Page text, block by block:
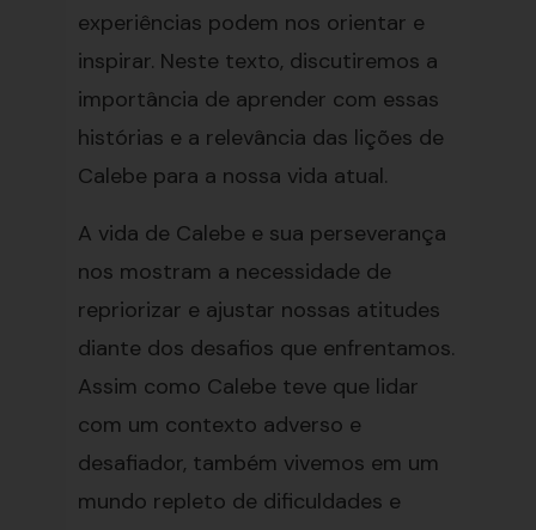
experiências podem nos orientar e
inspirar. Neste texto, discutiremos a
importância de aprender com essas
histórias e a relevância das lições de
Calebe para a nossa vida atual.
A vida de Calebe e sua perseverança
nos mostram a necessidade de
repriorizar e ajustar nossas atitudes
diante dos desafios que enfrentamos.
Assim como Calebe teve que lidar
com um contexto adverso e
desafiador, também vivemos em um
mundo repleto de dificuldades e